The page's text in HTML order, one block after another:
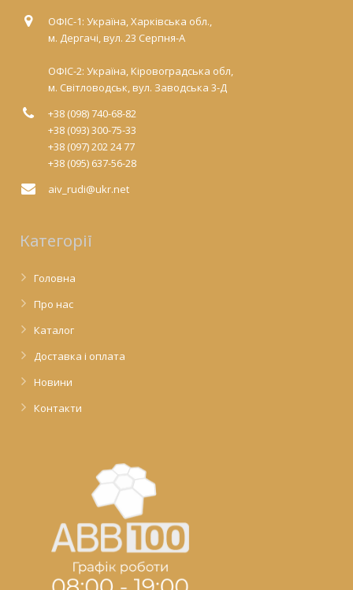
ОФІС-1: Україна, Харківська обл.,
м. Дергачі, вул. 23 Серпня-А
ОФІС-2: Україна, Кіровоградська обл,
м. Світловодськ, вул. Заводська 3-Д
+38 (098) 740-68-82
+38 (093) 300-75-33
+38 (097) 202 24 77
+38 (095) 637-56-28
aiv_rudi@ukr.net
Категорії
Головна
Про нас
Каталог
Доставка і оплата
Новини
Контакти